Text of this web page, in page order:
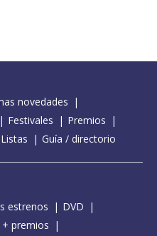
novedades
Festivales
Premios
Listas Guía / directorio
estrenos
DVD
+ premios